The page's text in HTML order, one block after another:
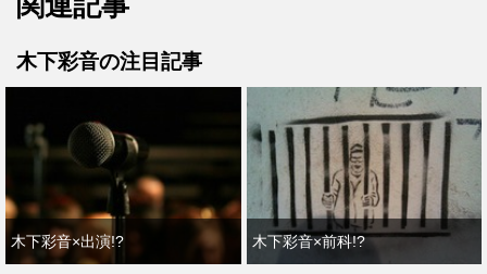
木下彩音の注目記事
木下彩音×出演!? 木下彩音×前科!?